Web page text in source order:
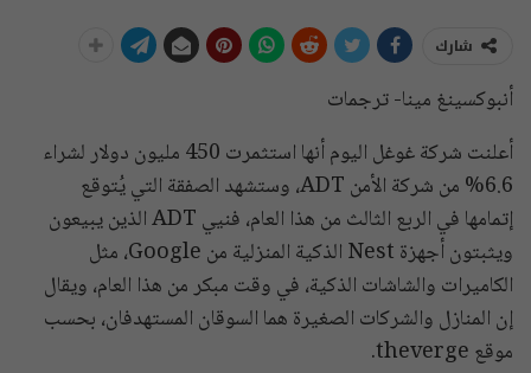
شارك
أنبوكسينغ مينا- ترجمات
أعلنت شركة غوغل اليوم أنها استثمرت 450 مليون دولار لشراء
6.6% من شركة الأمن ADT، وستشهد الصفقة التي يُتوقع
إتمامها في الربع الثالث من هذا العام، فنيي ADT الذين يبيعون
ويثبتون أجهزة Nest الذكية المنزلية من Google، مثل
الكاميرات والشاشات الذكية، في وقت مبكر من هذا العام، ويقال
إن المنازل والشركات الصغيرة هما السوقان المستهدفان، بحسب
موقع theverge.